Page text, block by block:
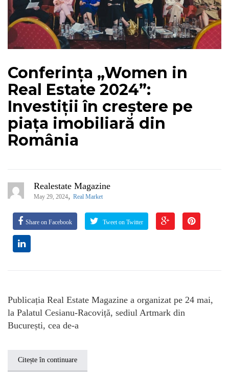
Conferința „Women in
Real Estate 2024”:
Investiții în creștere pe
piața imobiliară din
România
Realestate Magazine
May 29, 2024, Real Market
Share on Facebook Tweet on Twitter
Publicația Real Estate Magazine a organizat pe 24 mai,
la Palatul Cesianu-Racoviță, sediul Artmark din
București, cea de-a
Citește în continuare